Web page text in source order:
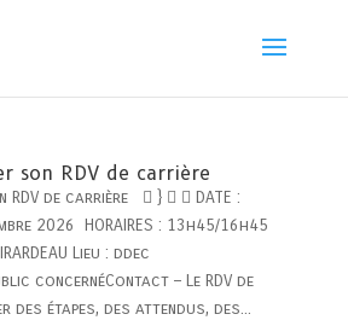
son RDV de carrière
RDV de carrière  }   DATE :
2026 HORAIRES : 13h45/16h45
Lieu : ddec
concernéContact – Le RDV de
des étapes, des attendus, des...